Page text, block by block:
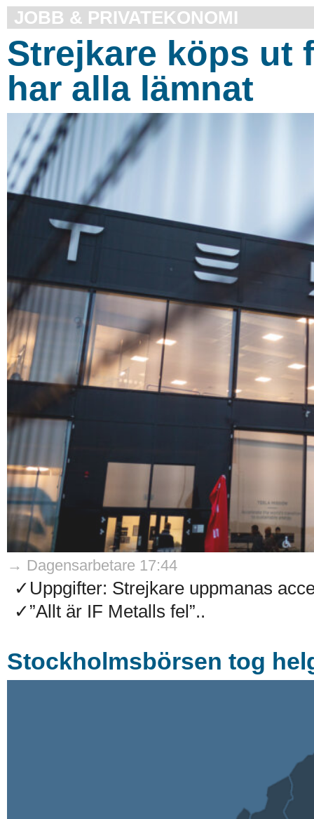
JOBB & PRIVATEKONOMI
Strejkare köps ut
har alla lämnat
→ Dagensarbetare 17:44
✓Uppgifter: Strejkare uppmanas
✓”Allt är IF Metalls fel”..
Stockholmsbörsen tog